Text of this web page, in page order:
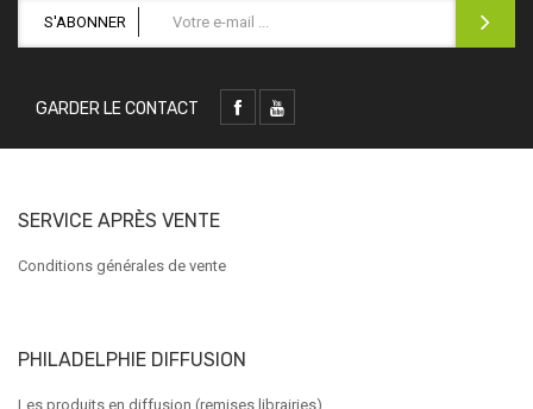
S'ABONNER
GARDER LE CONTACT
SERVICE APRÈS VENTE
Conditions générales de vente
PHILADELPHIE DIFFUSION
Les produits en diffusion (remises librairies)